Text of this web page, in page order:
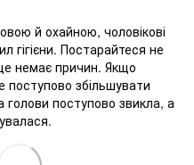
й охайною, чоловікові
гігієни. Постарайтеся не
немає причин. Якщо
збільшувати
поступово звикла, а